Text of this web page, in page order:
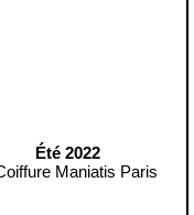
Été 2022